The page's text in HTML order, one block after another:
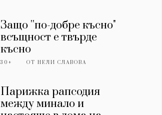
Защо ''по-добре късно"
всъщност е твърде
късно
30+ ОТНЕЛИ СЛАВОВА
Парижка рапсодия
между минало и